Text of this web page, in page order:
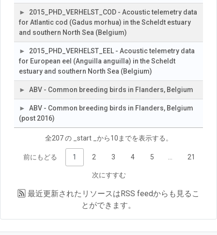
2015_PHD_VERHELST_COD - Acoustic telemetry data
for Atlantic cod (Gadus morhua) in the Scheldt estuary
and southern North Sea (Belgium)
2015_PHD_VERHELST_EEL - Acoustic telemetry data
for European eel (Anguilla anguilla) in the Scheldt
estuary and southern North Sea (Belgium)
ABV - Common breeding birds in Flanders, Belgium
ABV - Common breeding birds in Flanders, Belgium
(post 2016)
全207 の _start _から10までを表示する。
前にもどる 1 2 3 4 5 21
次にすすむ
最近更新されたリソースはRSS feedからも見るこ
とができます。